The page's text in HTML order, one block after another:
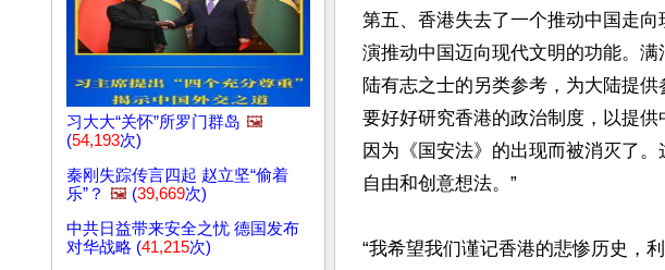
习大大“关怀”所罗门群岛 🖼️
(54,193次)
秦刚失踪传言四起 赵立坚“偷着
乐”？ 🖼️ (39,669次)
中共日益带来安全之忧 德国发布
对华战略 (41,215次)
第五、香港失去了一个推动中国走
演推动中国迈向现代文明的功能。
陆有志之士的另类参考，为大陆提
要好好研究香港的政治制度，以提供
因为《国安法》的出现而被消灭了
自由和创意想法。”
“我希望我们谨记香港的悲惨历史，